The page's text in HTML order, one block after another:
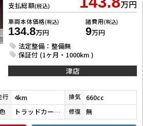
支払総額(税込) 万円
車両本体価格(税込)
134.8万円
諸費用(税込)
9万円
法定整備：整備無
保証付 (1ヶ月・1000km )
津店
行 4km 排気 660cc
色 トラッドカーキメタリック 修復 無